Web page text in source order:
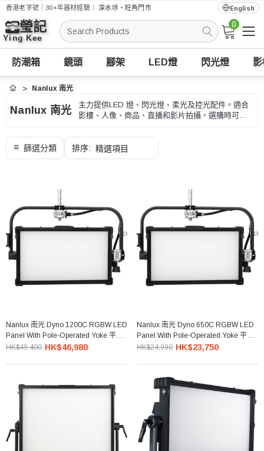
香港老字號｜30+年器材經驗｜深水埗・旺角門市 English
搜
索
0
防潮箱 鏡頭 腳架 LED燈 閃光燈
首頁 Nanlux 南光
Nanlux 南光
主力提供LED 燈、閃光燈、柔光及控光配件。適合
影樓、人像、商品、直播和影片拍攝，選購時可按
Nanlux 南光 Dyno 1200C RGBW LED
Panel With Pole-Operated Yoke 平板
燈 (帶杆控)
HK$49,400 HK$46,980
Nanlux 南光 Dyno 650C RGBW LED
Panel With Pole-Operated Yoke 平板
燈 (帶杆控)
HK$24,990 HK$23,750